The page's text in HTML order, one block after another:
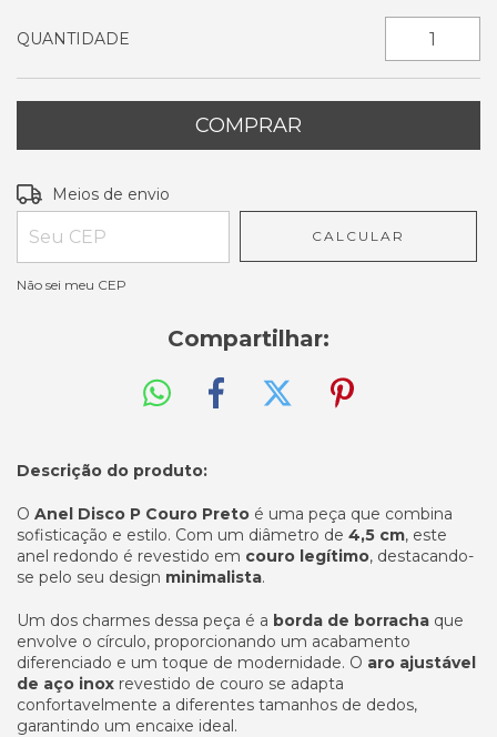
QUANTIDADE
Entregas para o CEP:
Meios de envio
CALCULAR
Não sei meu CEP
Compartilhar:
Descrição do produto:
O Anel Disco P Couro Preto é uma peça que combina
sofisticação e estilo. Com um diâmetro de 4,5 cm, este
anel redondo é revestido em couro legítimo, destacando-
se pelo seu design minimalista.
Um dos charmes dessa peça é a borda de borracha que
envolve o círculo, proporcionando um acabamento
diferenciado e um toque de modernidade. O aro ajustável
de aço inox revestido de couro se adapta
confortavelmente a diferentes tamanhos de dedos,
garantindo um encaixe ideal.